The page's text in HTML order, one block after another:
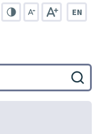
EN